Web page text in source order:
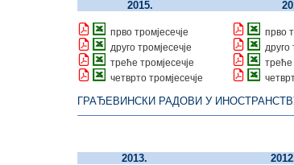
2015.
прво тромјесечје
друго тромјесечје
треће тромјесечје
четврто тромјесечје
прво
друго
треће
ГРАЂЕВИНСКИ РАДОВИ У
2013.